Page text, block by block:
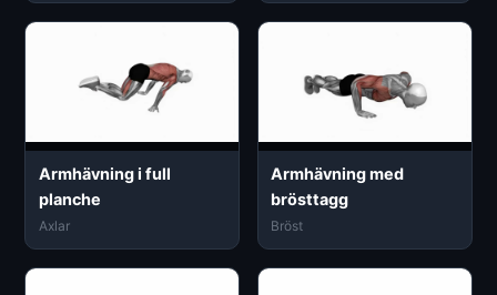
Armhävning i full
planche
Axlar
Armhävning med
brösttagg
Bröst